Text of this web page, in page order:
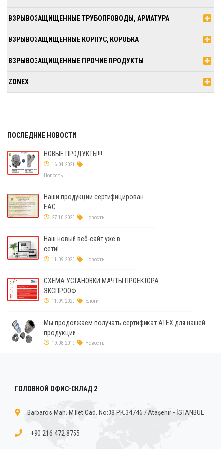
ВЗРЫВОЗАЩИЩЕННЫЕ ТРУБОПРОВОДЫ, АРМАТУРА
ВЗРЫВОЗАЩИЩЕННЫЕ КОРПУС, КОРОБКА
ВЗРЫВОЗАЩИЩЕННЫЕ ПРОЧИЕ ПРОДУКТЫ
ZONEX
ПОСЛЕДНИЕ НОВОСТИ
НОВЫЕ ПРОДУКТЫ!!!
16.04.2021
Новость
Наши продукции сертифицирован
ЕАС
27.10.2020 Новость
Наш новый веб-сайт уже в
сети!
11.09.2020 Новость
СХЕМА УСТАНОВКИ МАЧТЫ ПРОЕКТОРА
ЭКСПРООФ
11.09.2020 Блоги
Мы продолжаем получать сертификат ATEX для нашей
продукции.
19.08.2019 Новость
ГОЛОВНОЙ ОФИС-СКЛАД 2
Barbaros Mah. Millet Cad. No:38 PK.34746 / Ataşehir - İSTANBUL
+90 216 472 8755